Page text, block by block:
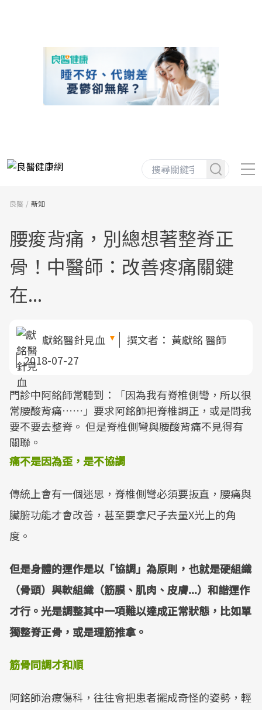
良醫 新知
腰痠背痛，別總想著整脊正
骨！中醫師：改善疼痛關鍵
在...
獻銘醫針見血 撰文者： 黃獻銘 醫師
2018-07-27
門診中阿銘師常聽到：「因為我有脊椎側彎，所以很
常腰酸背痛……」要求阿銘師把脊椎調正，或是問我
要不要去整脊。 但是脊椎側彎與腰酸背痛不見得有
關聯。
痛不是因為歪，是不協調
傳統上會有一個迷思，脊椎側彎必須要扳直，腰痛與
臟腑功能才會改善，甚至要拿尺子去量X光上的角
度。
但是身體的運作是以「協調」為原則，也就是硬組織
（骨頭）與軟組織（筋膜、肌肉、皮膚...）和諧運作
才行。光是調整其中一項難以達成正常狀態，比如單
獨整脊正骨，或是理筋推拿。
筋骨同調才和順
阿銘師治療傷科，往往會把患者擺成奇怪的姿勢，輕